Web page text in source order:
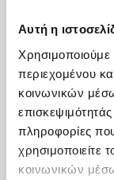
Αυτή η
Χρησιμοποιούμε
περιεχομένου
κοινωνικών
πληροφορίες
χρησιμοποιείτε
κοινωνικών